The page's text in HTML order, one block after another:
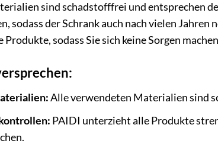
sind schadstofffrei und entsprechen
sodass der Schrank auch nach vielen
sodass Sie sich keine Sorgen
Alle verwendeten Materialien sind
PAIDI unterzieht alle Produkte